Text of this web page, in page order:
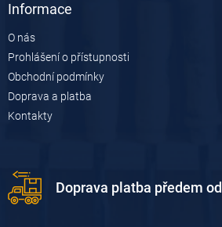
Informace
O nás
Prohlášení o přístupnosti
Obchodní podmínky
Doprava a platba
Kontakty
Doprava platba předem